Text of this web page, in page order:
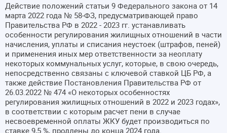
Действие положений статьи 9 Федерального закона от 14
марта 2022 года № 58-ФЗ, предусматривающей право
Правительства РФ в 2022 - 2023 гг. устанавливать
особенности регулирования жилищных отношений в части
начисления, уплаты и списания неустоек (штрафов, пеней)
и применения иных мер ответственности за неоплату
некоторых коммунальных услуг, которые, в свою очередь,
непосредственно связаны с ключевой ставкой ЦБ РФ, а
также действие Постановления Правительства РФ от
26.03.2022 № 474 «О некоторых особенностях
регулирования жилищных отношений в 2022 и 2023 годах»,
в соответствии с которым расчет пени в случае
несвоевременной оплаты ЖКУ будет производиться по
ставке 9,5 %, продлены до конца 2024 года.